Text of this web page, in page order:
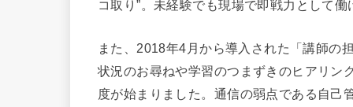
コ取り”。未経験でも現場で即戦力として
また、2018年4月から導入された「講師の
状況のお尋ねや学習のつまずきのヒアリン
度が始まりました。通信の弱点である自己